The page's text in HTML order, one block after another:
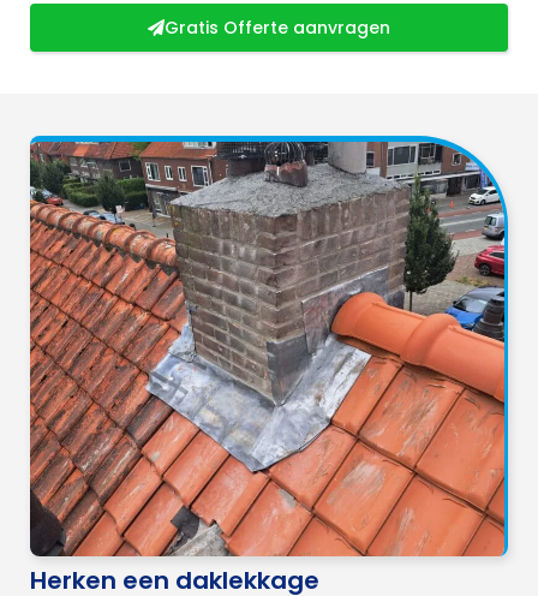
Gratis Offerte aanvragen
Herken een daklekkage